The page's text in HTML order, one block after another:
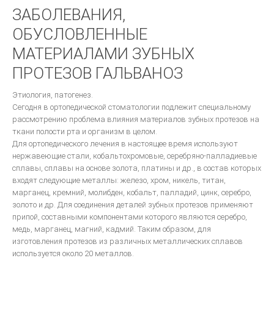
Стоматологическое обслуживание в Европе
ВОССТАНОВЛЕНИЕ КОНТАКТНЫХ ОБЛАСТЕЙ ЗУБОВ С ПОМОШЬЮ
МАТРИЧНЫХ СИСТЕМ
Ошибки в ортопедической стоматологии
Основы СТОМАТОЛОГИЧЕСКОГО МАТЕРИАЛОВЕДЕНИЯ
Техника фрезерования.
ОДОНТОПРЕПАРИРОВАНИЕ ПРИ ВОССТАНОВЛЕНИИ ДЕФЕКТОВ
ТВЕРДЫХ ТКАНЕЙ ЗУБОВ ВКЛАДКАМИ
Ортопедическая стоматология
Руководство для зубных техников.
Другое...
Фундаментальные вопросы
ЦВЕТОВЕДЕНИЕ В ЭСТЕТИЧЕСКОЙ СТОМАТОЛОГИИ
ДЕВИЗ ШОФУ- КАЧЕСТВО!
ЗАБОЛЕВАНИЯ,
ОБУСЛОВЛЕННЫЕ
МАТЕРИАЛАМИ ЗУБНЫХ
ПРОТЕЗОВ ГАЛЬВАНОЗ
Этиология, патогенез.
Сегодня в ортопедической стоматологии подлежит специальному
рассмотрению проблема влияния материалов зубных протезов на
ткани полости рта и организм в целом.
Для ортопедического лечения в настоящее время используют
нержавеющие стали, кобальтохромовые, серебряно-палладиевые
сплавы, сплавы на основе золота, платины и др., в состав которых
входят следующие металлы: железо, хром, никель, титан,
марганец, кремний, молибден, кобальт, палладий, цинк, серебро,
золото и др. Для соединения деталей зубных протезов применяют
припой, составными компонентами которого являются серебро,
медь, марганец, магний, кадмий. Таким образом, для
изготовления протезов из различных металлических сплавов
используется около 20 металлов.